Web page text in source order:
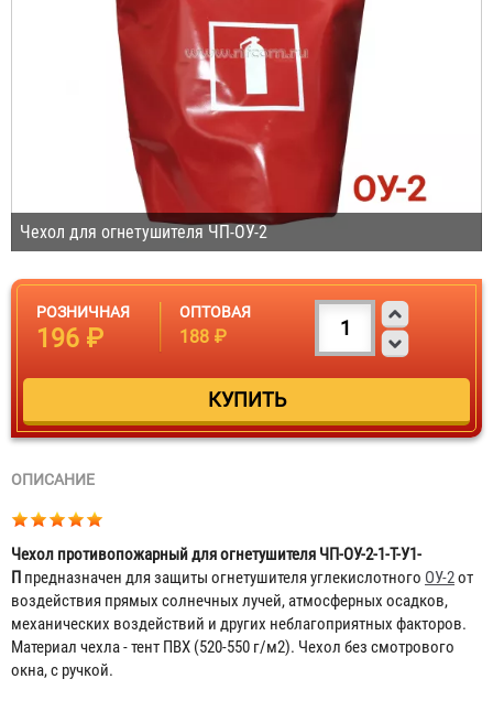
Чехол для огнетушителя ЧП-ОУ-2
РОЗНИЧНАЯ
196 ₽
ОПТОВАЯ
188 ₽
ОПИСАНИЕ
Чехол противопожарный для огнетушителя ЧП-ОУ-2-1-Т-У1-
П предназначен для защиты огнетушителя углекислотного ОУ-2от
воздействия прямых солнечных лучей, атмосферных осадков,
механических воздействий и других неблагоприятных факторов.
Материал чехла - тент ПВХ (520-550 г/м2). Чехол без смотрового
окна, с ручкой.